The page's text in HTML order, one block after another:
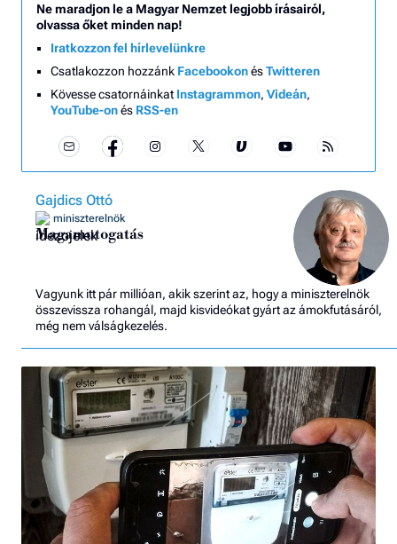
Ne maradjon le a Magyar Nemzet legjobb írásairól,
olvassa őket minden nap!
Iratkozzon fel hírlevelünkre
Csatlakozzon hozzánk FacebookonésTwitteren
Kövesse csatornáinkat Instagrammon, Videán,
YouTube-onés RSS-en
Gajdics Ottó
miniszterelnök
Magamutogatás
Vagyunk itt pár millióan, akik szerint az, hogy a miniszterelnök
összevissza rohangál, majd kisvideókat gyárt az ámokfutásáról,
még nem válságkezelés.